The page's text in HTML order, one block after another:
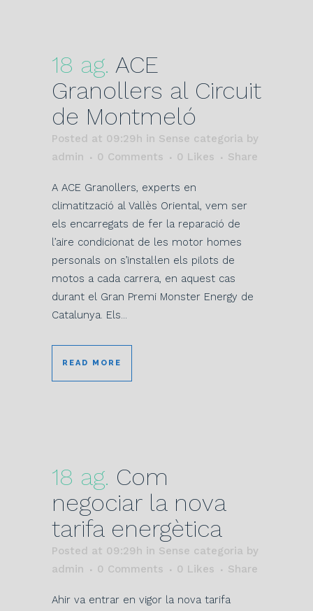
18 ag. ACE
Granollers al Circuit
de Montmeló
Posted at 09:29h in Sense categoria by
admin
0 Comments 0 Likes Share
A ACE Granollers, experts en
climatització al Vallès Oriental, vem ser
els encarregats de fer la reparació de
l’aire condicionat de les motor homes
personals on s’instal·len els pilots de
motos a cada carrera, en aquest cas
durant el Gran Premi Monster Energy de
Catalunya. Els...
READ MORE
18 ag. Com
negociar la nova
tarifa energètica
Posted at 09:29h in Sense categoria by
admin
0 Comments 0 Likes Share
Ahir va entrar en vigor la nova tarifa